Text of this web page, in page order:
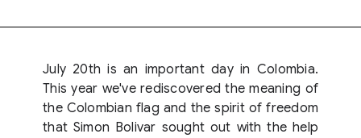
July 20th is an important day in Colombia.
This year we've rediscovered the meaning of
the Colombian flag and the spirit of freedom
that Simon Bolivar sought out with the help